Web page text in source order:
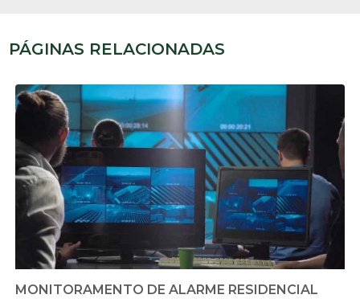
PÁGINAS RELACIONADAS
MONITORAMENTO DE ALARME RESIDENCIAL